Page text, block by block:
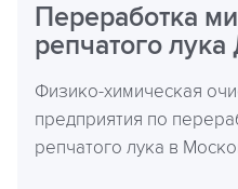
Переработка
репчатого
Физико-химическая
предприятия по
репчатого лука в